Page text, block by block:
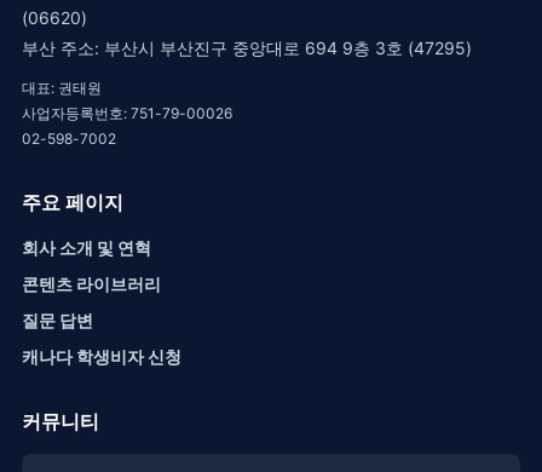
(06620)
부산 주소: 부산시 부산진구 중앙대로 694 9층 3호 (47295)
대표: 권태원
사업자등록번호: 751-79-00026
02-598-7002
주요 페이지
회사 소개 및 연혁
콘텐츠 라이브러리
질문 답변
캐나다 학생비자 신청
커뮤니티